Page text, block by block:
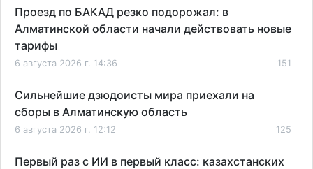
Проезд по БАКАД резко подорожал: в
Алматинской области начали действовать новые
тарифы
6 августа 2026 г. 14:36 151
Сильнейшие дзюдоисты мира приехали на
сборы в Алматинскую область
6 августа 2026 г. 12:12 125
Первый раз с ИИ в первый класс: казахстанских